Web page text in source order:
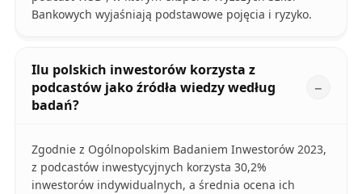
Bankowych wyjaśniają podstawowe pojęcia i ryzyko.
Ilu polskich inwestorów korzysta z
podcastów jako źródła wiedzy według
badań?
Zgodnie z Ogólnopolskim Badaniem Inwestorów 2023,
z podcastów inwestycyjnych korzysta 30,2%
inwestorów indywidualnych, a średnia ocena ich